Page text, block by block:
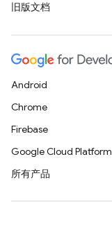
旧版文档
Android
Chrome
Firebase
Google Cloud Platform
所有产品